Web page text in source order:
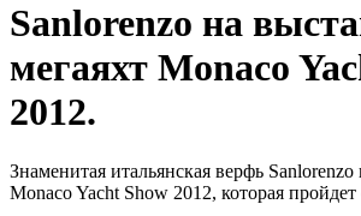
Sanlorenzo на
мегаяхт Monaco
2012.
Знаменитая итальянская верфь Sanlorenzo
Monaco Yacht Show 2012, которая пройдет